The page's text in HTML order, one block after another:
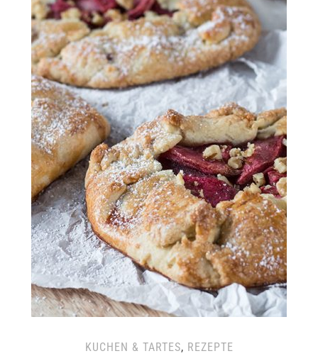
KUCHEN & TARTES, REZEPTE